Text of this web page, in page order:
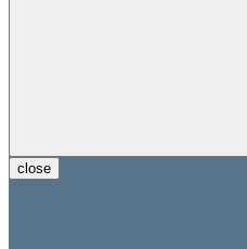
close